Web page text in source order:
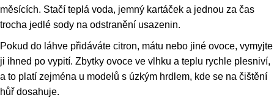
měsících. Stačí teplá voda, jemný kartáček a jednou za čas
trocha jedlé sody na odstranění usazenin.
Pokud do láhve přidáváte citron, mátu nebo jiné ovoce, vymyjte
ji ihned po vypití. Zbytky ovoce ve vlhku a teplu rychle plesniví,
a to platí zejména u modelů s úzkým hrdlem, kde se na čištění
hůř dosahuje.